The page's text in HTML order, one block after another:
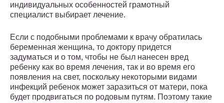
индивидуальных особенностей грамотный
специалист выбирает лечение.
Если с подобными проблемами к врачу обратилась
беременная женщина, то доктору придется
задуматься и о том, чтобы не был нанесен вред
ребенку как во время лечения, так и во время его
появления на свет, поскольку некоторыми видами
инфекций ребенок может заразиться от матери, пока
будет продвигаться по родовым путям. Поэтому такие